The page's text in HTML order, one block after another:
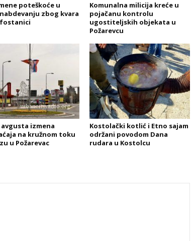
poteškoće u
zbog kvara
Komunalna milicija kreće u
pojačanu kontrolu
ugostiteljskih objekata u
Požarevcu
avgusta izmena
na kružnom toku
u Požarevac
Kostolački kotlić i Etno sajam
održani povodom Dana
rudara u Kostolcu